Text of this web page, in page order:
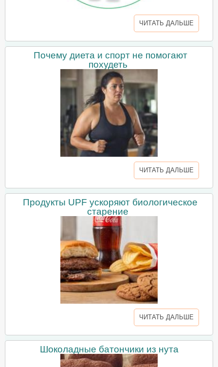
ЧИТАТЬ ДАЛЬШЕ
Почему диета и спорт не помогают
похудеть
ЧИТАТЬ ДАЛЬШЕ
Продукты UPF ускоряют биологическое
старение
ЧИТАТЬ ДАЛЬШЕ
Шоколадные батончики из нута